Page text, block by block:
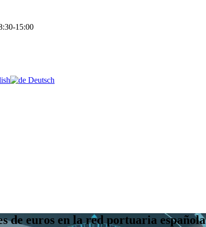
15:00
Deutsch
de euros en la red portuaria española